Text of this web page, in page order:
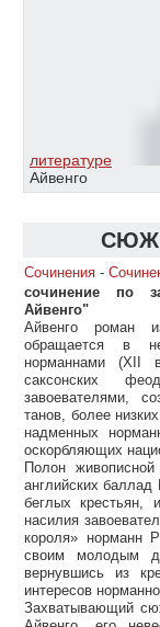
литературе
Айвенго
Сочинения -
сочинение по
Айвенго"
Айвенго роман
обращается в
норманнами (XII
саксонских
завоевателями,
танов, более
надменных
оскорбляющих
Полон
английских
беглых крестьян,
насилия
короля» норманн
своим молодым
вернувшись из
интересов
Захватывающий